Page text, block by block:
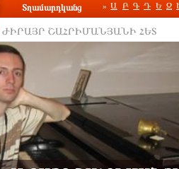
Տղամարդկանց » Ա Բ Գ Դ Ե Զ
ԺԻՐԱՅՐ ՇԱՀՐԻՄԱՆՅԱՆԻ ՀԵՏ